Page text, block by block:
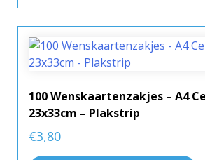
100 Wenskaartenzakjes – A4
23x33cm – Plakstrip
€3,80